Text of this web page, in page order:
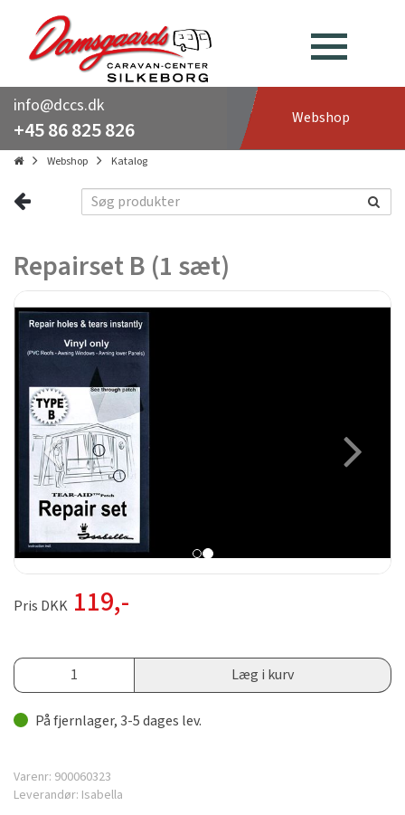
info@dccs.dk
+45 86 825 826 Webshop
Webshop Katalog
Repairset B (1 sæt)
Pris DKK 119,-
Læg i kurv
På fjernlager, 3-5 dages lev.
Varenr: 900060323
Leverandør: Isabella